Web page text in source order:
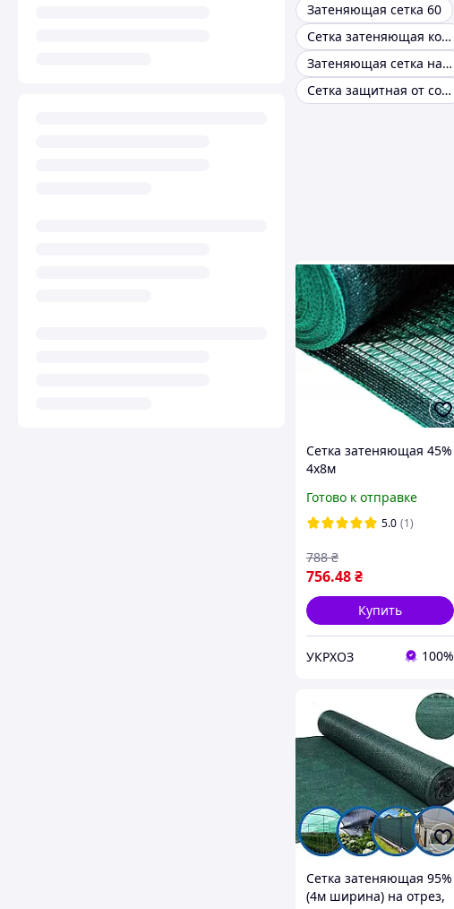
Затеняющая сетка 60
Сетка затеняющая коричневая
Затеняющая сетка на забор
Сетка защитная от солнца
Сетка затеняющая 45%
4х8м
Готово к отправке
5.0 (1)
756.48₴
788 ₴
Купить
УКРХОЗ 100%
Сетка затеняющая 95%
(4м ширина) на отрез,